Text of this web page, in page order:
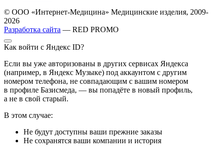
© ООО «Интернет-Медицина» Медицинские изделия, 2009-
2026
Разработка сайта — RED PROMO
Как войти с Яндекс ID?
Если вы уже авторизованы в других сервисах Яндекса
(например, в Яндекс Музыке) под аккаунтом с другим
номером телефона, не совпадающим с вашим номером
в профиле Базисмеда, — вы попадёте в новый профиль,
а не в свой старый.
В этом случае:
Не будут доступны ваши прежние заказы
Не сохранятся ваши компании и история